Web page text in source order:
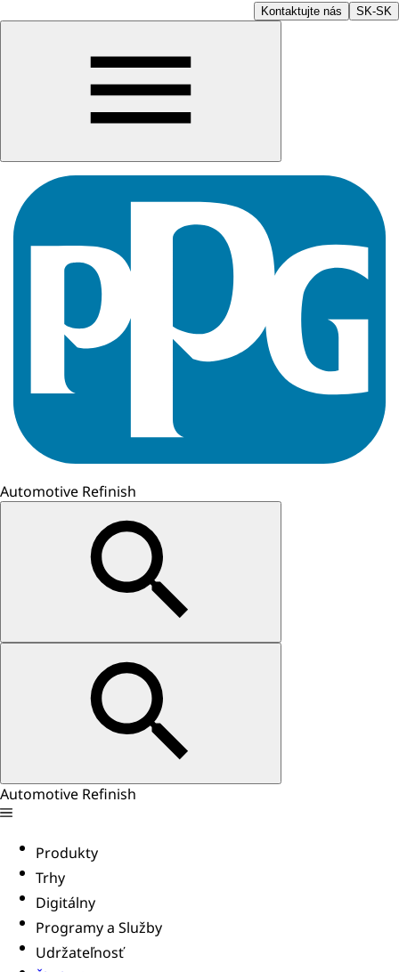
Kontaktujte nás SK-SK
Automotive Refinish
Automotive Refinish
Produkty
Trhy
Digitálny
Programy a Služby
Udržateľnosť